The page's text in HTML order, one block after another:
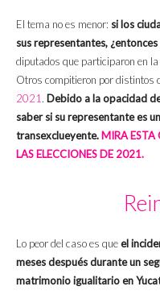
El tema no es menor: si los
sus representantes,
diputados que participaron en
Otros compitieron por distintos
2021 . Debido a la opacidad
saber si su representante es
transexclueyente. MIRA ESTA
LAS ELECCIONES DE 2021.
Lo peor del caso es queel
meses después durante un
matrimonio igualitario en